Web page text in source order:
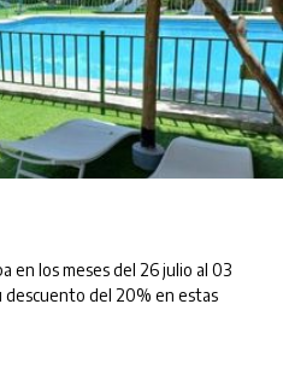
en los meses del 26 julio al 03
del 20% en estas